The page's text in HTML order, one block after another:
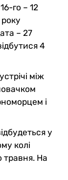
го – 12
– 27
4
між
і
у
колі
травня. На